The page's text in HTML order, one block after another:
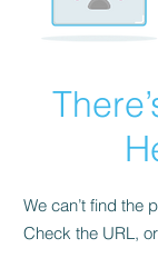
We can’t find the
Check the URL,